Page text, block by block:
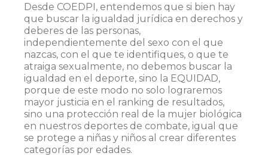
Desde COEDPI, entendemos que si bien hay
que buscar la igualdad jurídica en derechos y
deberes de las personas,
independientemente del sexo con el que
nazcas, con el que te identifiques, o que te
atraiga sexualmente, no debemos buscar la
igualdad en el deporte, sino la EQUIDAD,
porque de este modo no solo lograremos
mayor justicia en el ranking de resultados,
sino una protección real de la mujer biológica
en nuestros deportes de combate, igual que
se protege a niñas y niños al crear diferentes
categorías por edades.